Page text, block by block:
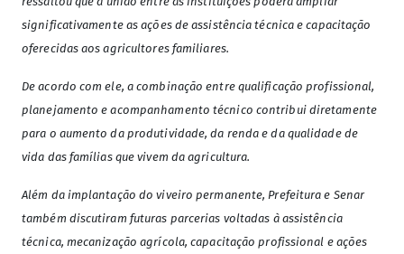
significativamente as ações de assistência técnica e capacitação
oferecidas aos agricultores familiares.
De acordo com ele, a combinação entre qualificação profissional,
planejamento e acompanhamento técnico contribui diretamente
para o aumento da produtividade, da renda e da qualidade de
vida das famílias que vivem da agricultura.
Além da implantação do viveiro permanente, Prefeitura e Senar
também discutiram futuras parcerias voltadas à assistência
técnica, mecanização agrícola, capacitação profissional e ações